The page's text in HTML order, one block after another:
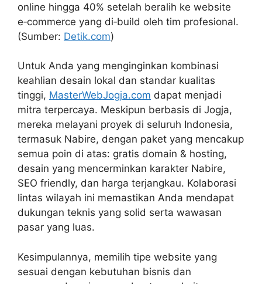
online hingga 40% setelah beralih ke website
e‑commerce yang di‑build oleh tim profesional.
(Sumber: Detik.com)
Untuk Anda yang menginginkan kombinasi
keahlian desain lokal dan standar kualitas
tinggi, MasterWebJogja.com dapat menjadi
mitra terpercaya. Meskipun berbasis di Jogja,
mereka melayani proyek di seluruh Indonesia,
termasuk Nabire, dengan paket yang mencakup
semua poin di atas: gratis domain & hosting,
desain yang mencerminkan karakter Nabire,
SEO friendly, dan harga terjangkau. Kolaborasi
lintas wilayah ini memastikan Anda mendapat
dukungan teknis yang solid serta wawasan
pasar yang luas.
Kesimpulannya, memilih tipe website yang
sesuai dengan kebutuhan bisnis dan